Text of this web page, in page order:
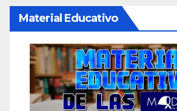
Material Educativo